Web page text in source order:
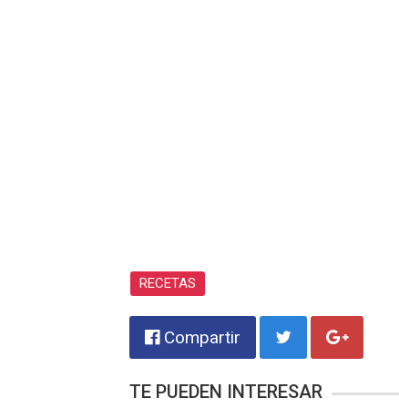
RECETAS
Compartir
TE PUEDEN INTERESAR